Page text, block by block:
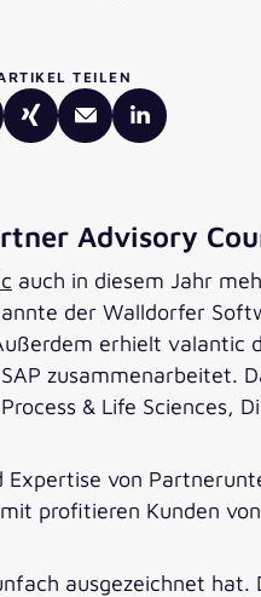
TEILEN
Advisory
auch in diesem Jahr
der Walldorfer
erhielt valantic
zusammenarbeitet.
& Life Sciences,
von
profitieren Kunden
ausgezeichnet